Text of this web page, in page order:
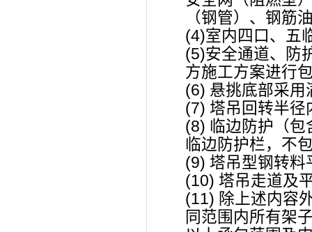
（钢管）、钢筋
(4)室内四口、五
(5)安全通道、防
方施工方案进行
(6) 悬挑底部采用
(7) 塔吊回转半径
(8) 临边防护（包
临边防护栏，不
(9) 塔吊型钢转料
(10) 塔吊走道及
(11) 除上述内容
同范围内所有架